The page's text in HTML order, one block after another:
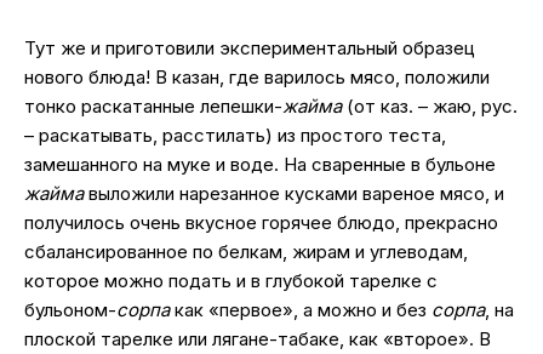
Тут же и приготовили экспериментальный образец
нового блюда! В казан, где варилось мясо, положили
тонко раскатанные лепешки-жайма(от каз. – жаю, рус.
– раскатывать, расстилать) из простого теста,
замешанного на муке и воде. На сваренные в бульоне
жаймавыложили нарезанное кусками вареное мясо, и
получилось очень вкусное горячее блюдо, прекрасно
сбалансированное по белкам, жирам и углеводам,
которое можно подать и в глубокой тарелке с
бульоном-сорпакак «первое», а можно и без сорпа, на
плоской тарелке или лягане-табаке, как «второе». В